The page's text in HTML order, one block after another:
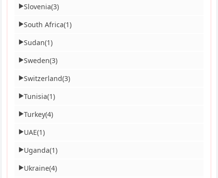
▶Slovenia(3)
▶South Africa(1)
▶Sudan(1)
▶Sweden(3)
▶Switzerland(3)
▶Tunisia(1)
▶Turkey(4)
▶UAE(1)
▶Uganda(1)
▶Ukraine(4)